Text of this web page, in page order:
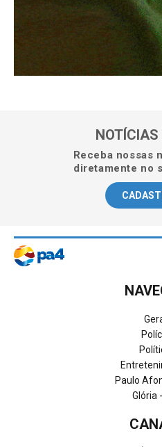
Receba nossas
diretamente no
Paulo
Glória